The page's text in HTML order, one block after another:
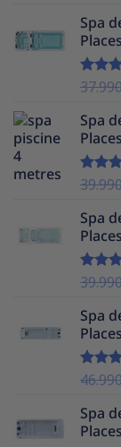
Spa
Note
Spa
Note
Spa
Note
Spa
Note
Spa